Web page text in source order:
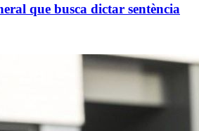
que busca dictar sentència